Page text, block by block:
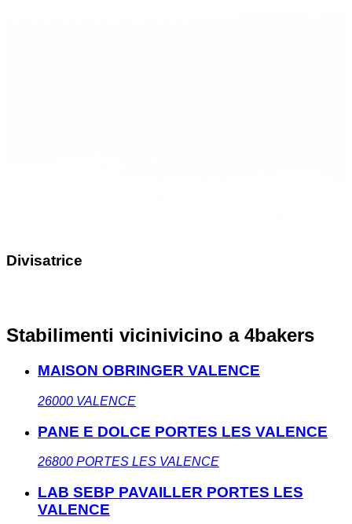
Divisatrice
Stabilimenti vicinivicino a 4bakers
MAISON OBRINGER VALENCE
26000 VALENCE
PANE E DOLCE PORTES LES VALENCE
26800 PORTES LES VALENCE
LAB SEBP PAVAILLER PORTES LES
VALENCE